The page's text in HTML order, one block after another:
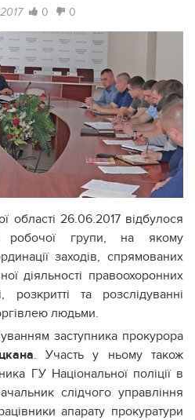
0 0
області 26.06.2017 відбулося
робочої групи, на якому
заходів, спрямованих
діяльності правоохоронних
та розслідуванні
людьми.
заступника прокурора
. Участь у ньому також
ГУ Національної поліції в
слідчого управління
апарату прокуратури